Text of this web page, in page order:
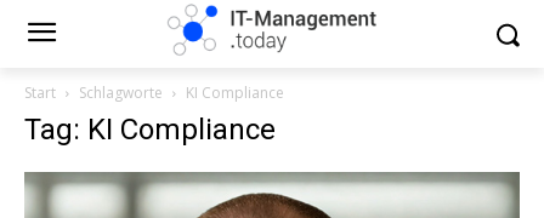
Start Schlagworte KI Compliance
Tag: KI Compliance